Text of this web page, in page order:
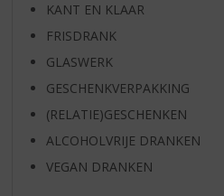
KANT EN KLAAR
FRISDRANK
GLASWERK
GESCHENKVERPAKKING
(RELATIE)GESCHENKEN
ALCOHOLVRIJE DRANKEN
VEGAN DRANKEN